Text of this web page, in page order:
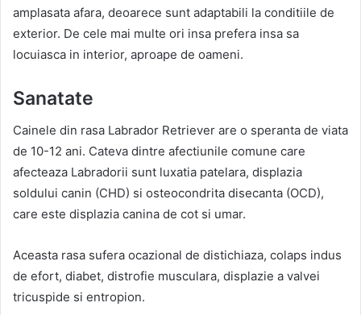
amplasata afara, deoarece sunt adaptabili la conditiile de
exterior. De cele mai multe ori insa prefera insa sa
locuiasca in interior, aproape de oameni.
Sanatate
Cainele din rasa Labrador Retriever are o speranta de viata
de 10-12 ani. Cateva dintre afectiunile comune care
afecteaza Labradorii sunt luxatia patelara, displazia
soldului canin (CHD) si osteocondrita disecanta (OCD),
care este displazia canina de cot si umar.
Aceasta rasa sufera ocazional de distichiaza, colaps indus
de efort, diabet, distrofie musculara, displazie a valvei
tricuspide si entropion.